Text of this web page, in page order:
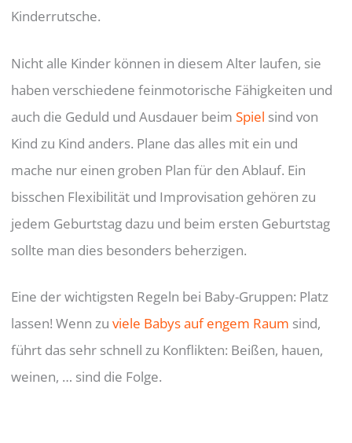
Kinderrutsche.
Nicht alle Kinder können in diesem Alter laufen, sie
haben verschiedene feinmotorische Fähigkeiten und
auch die Geduld und Ausdauer beimSpiel sind von
Kind zu Kind anders. Plane das alles mit ein und
mache nur einen groben Plan für den Ablauf. Ein
bisschen Flexibilität und Improvisation gehören zu
jedem Geburtstag dazu und beim ersten Geburtstag
sollte man dies besonders beherzigen.
Eine der wichtigsten Regeln bei Baby-Gruppen: Platz
lassen! Wenn zuviele Babys auf engem Raum sind,
führt das sehr schnell zu Konflikten: Beißen, hauen,
weinen, … sind die Folge.